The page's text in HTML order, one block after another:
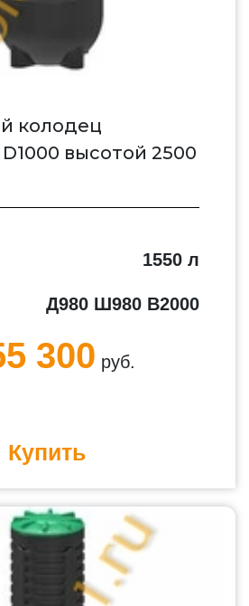
колодец
высотой 2500
1550 л
Д980 Ш980 В2000
300 руб.
Купить